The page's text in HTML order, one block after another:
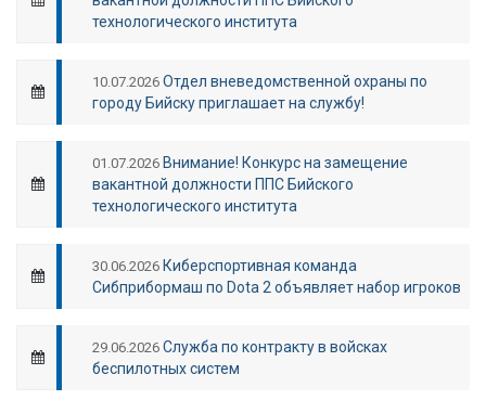
технологического института
10.07.2026 Отдел вневедомственной охраны по
городу Бийску приглашает на службу!
01.07.2026 Внимание! Конкурс на замещение
вакантной должности ППС Бийского
технологического института
30.06.2026 Киберспортивная команда
Сибприбормаш по Dota 2 объявляет набор игроков
29.06.2026 Служба по контракту в войсках
беспилотных систем